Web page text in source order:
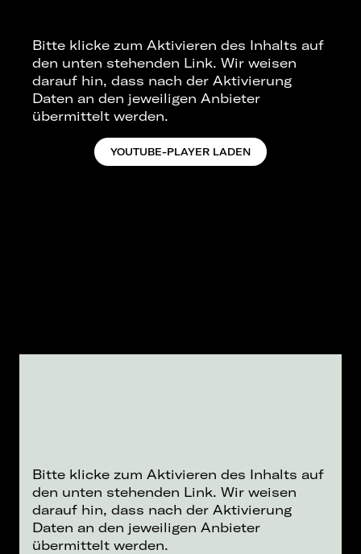
Bitte klicke zum Aktivieren des Inhalts auf
den unten stehenden Link. Wir weisen
darauf hin, dass nach der Aktivierung
Daten an den jeweiligen Anbieter
übermittelt werden.
YOUTUBE-PLAYER LADEN
Bitte klicke zum Aktivieren des Inhalts auf
den unten stehenden Link. Wir weisen
darauf hin, dass nach der Aktivierung
Daten an den jeweiligen Anbieter
übermittelt werden.